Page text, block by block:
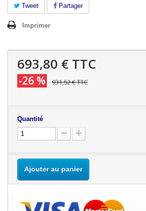
Tweet Partager
Imprimer
693,80 € TTC
-26 % 931,52 €TTC
Quantité
Ajouter au panier